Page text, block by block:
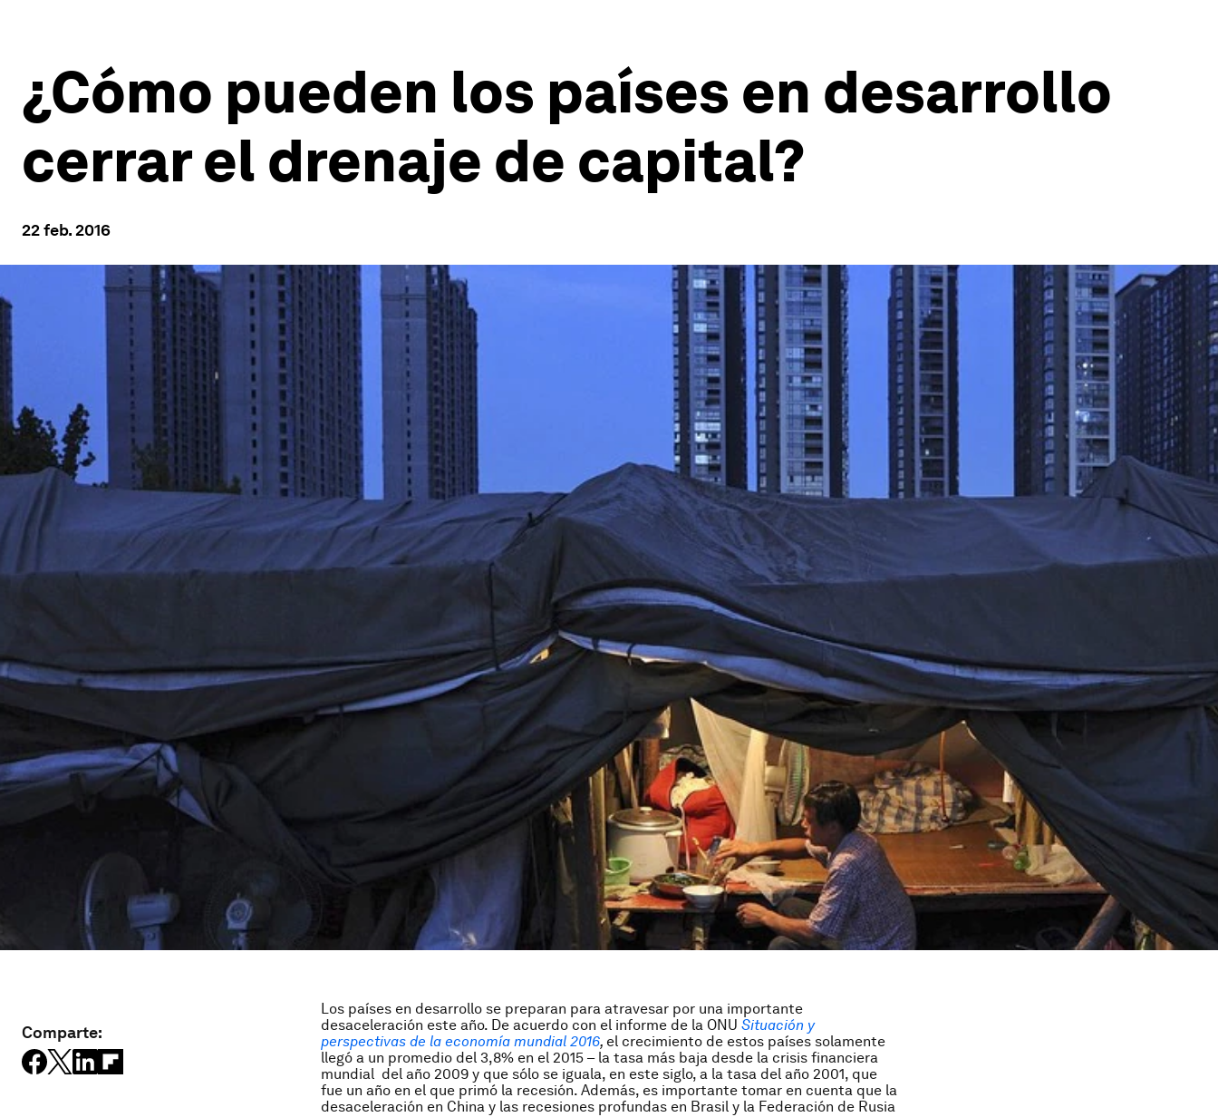
¿Cómo pueden los países en desarrollo
cerrar el drenaje de capital?
22 feb. 2016
Comparte:
Los países en desarrollo se preparan para atravesar por una importante
desaceleración este año. De acuerdo con el informe de la ONU Situación y
perspectivas de la economía mundial 2016, el crecimiento de estos países solamente
llegó a un promedio del 3,8% en el 2015 – la tasa más baja desde la crisis financiera
mundial del año 2009 y que sólo se iguala, en este siglo, a la tasa del año 2001, que
fue un año en el que primó la recesión. Además, es importante tomar en cuenta que la
desaceleración en China y las recesiones profundas en Brasil y la Federación de Rusia